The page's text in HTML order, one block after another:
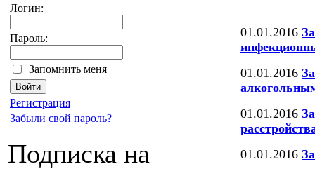
Логин:
Пароль:
Запомнить меня
Регистрация
Забыли свой пароль?
Подписка на
01.01.2016
01.01.2016
01.01.2016
01.01.2016